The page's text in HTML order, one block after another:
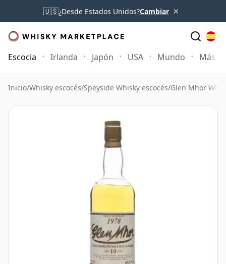
🇺🇸¿Desde Estados Unidos?Cambiar ×
Escocia Irlanda Japón USA Mundo Más
Inicio/Whisky escocés/Speyside Whisky escocés/Glen Mhor